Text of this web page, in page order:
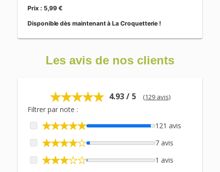
Prix : 5,99 €
Disponible dès maintenant à La Croquetterie !
Les avis de nos clients
4.93 / 5 (129 avis)
Filtrer par note :
121 avis
7 avis
1 avis